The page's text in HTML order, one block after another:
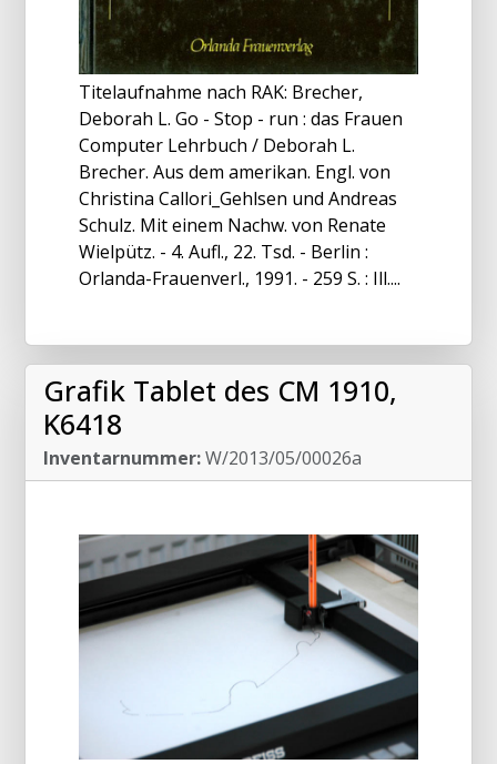
Titelaufnahme nach RAK: Brecher,
Deborah L. Go - Stop - run : das Frauen
Computer Lehrbuch / Deborah L.
Brecher. Aus dem amerikan. Engl. von
Christina Callori_Gehlsen und Andreas
Schulz. Mit einem Nachw. von Renate
Wielpütz. - 4. Aufl., 22. Tsd. - Berlin :
Orlanda-Frauenverl., 1991. - 259 S. : Ill....
Grafik Tablet des CM 1910,
K6418
Inventarnummer:W/2013/05/00026a